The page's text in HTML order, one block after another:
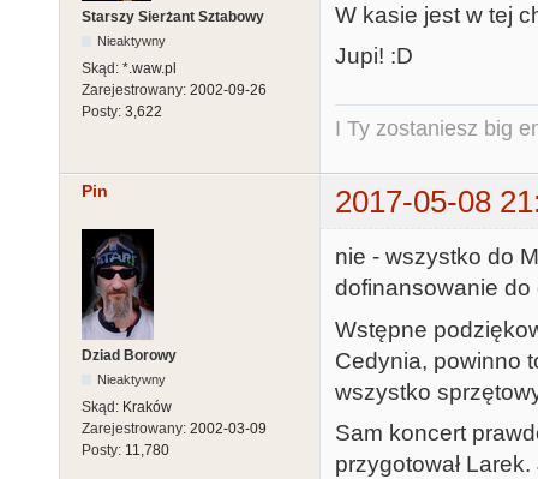
Starszy Sierżant Sztabowy
Nieaktywny
Skąd: *.waw.pl
Zarejestrowany: 2002-09-26
Posty: 3,622
W kasie jest w tej
Jupi! :D
I Ty zostaniesz big
Pin 2017-05-08
Dziad Borowy
Nieaktywny
Skąd: Kraków
Zarejestrowany: 2002-03-09
Posty: 11,780
nie - wszystko do
dofinansowanie do
Wstępne
Cedynia, powinno
wszystko
Sam koncert
przygotował